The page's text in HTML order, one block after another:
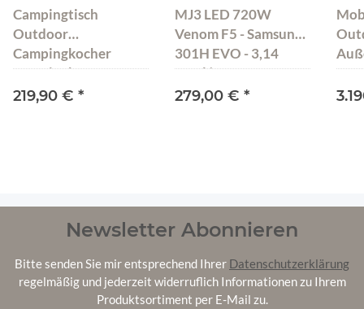
Campingtisch
Outdoor
Campingkocher
Campingbox
Campingküche
219,90 € *
MJ3 LED 720W
Venom F5 - Samsung
301H EVO - 3,14
µmol/J
279,00 € *
Newsletter Abonnieren
Bitte senden Sie mir entsprechend Ihrer Datenschutzerklärung
regelmäßig und jederzeit widerruflich Informationen zu Ihrem
Produktsortiment per E-Mail zu.